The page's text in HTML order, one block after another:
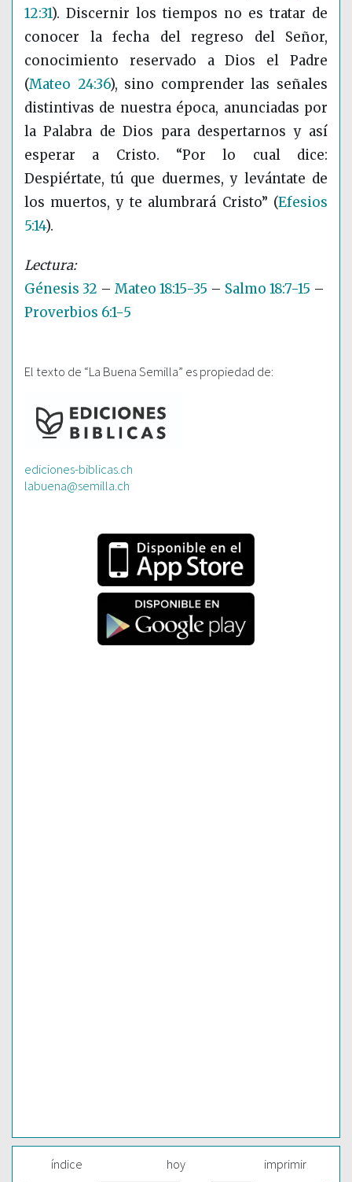
12:31). Discernir los tiempos no es tratar de
conocer la fecha del regreso del Señor,
conocimiento reservado a Dios el Padre
(Mateo 24:36), sino comprender las señales
distintivas de nuestra época, anunciadas por
la Palabra de Dios para despertarnos y así
esperar a Cristo. “Por lo cual dice:
Despiértate, tú que duermes, y levántate de
los muertos, y te alumbrará Cristo” (Efesios
5:14).
Génesis 32 – Mateo 18:15-35 – Salmo 18:7-15 –
Proverbios 6:1-5
El texto de “La Buena Semilla” es propiedad de:
ediciones-biblicas.ch
labuena@semilla.ch
índice hoy imprimir